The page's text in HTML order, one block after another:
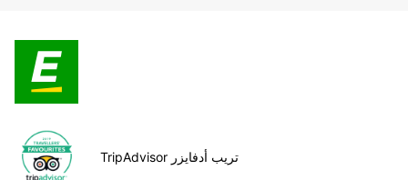
TripAdvisor تريب أدفايزر